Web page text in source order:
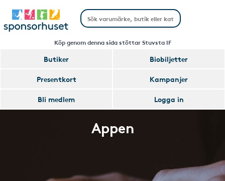
Köp genom denna sida stöttar Stuvsta IF
Butiker
Biobiljetter
Presentkort
Kampanjer
Bli medlem
Logga in
Appen